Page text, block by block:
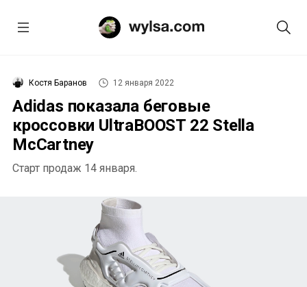
Костя Баранов 12 января 2022
Adidas показала беговые
кроссовки UltraBOOST 22 Stella
McCartney
Старт продаж 14 января.